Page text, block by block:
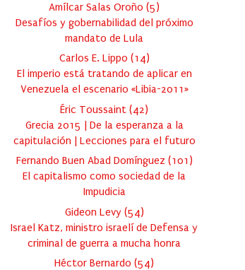
Amílcar Salas Oroño (5)
Desafíos y gobernabilidad del próximo
mandato de Lula
Carlos E. Lippo (14)
El imperio está tratando de aplicar en
Venezuela el escenario «Libia-2011»
Éric Toussaint (42)
Grecia 2015 | De la esperanza a la
capitulación | Lecciones para el futuro
Fernando Buen Abad Domínguez (101 )
El capitalismo como sociedad de la
Impudicia
Gideon Levy (54)
Israel Katz, ministro israelí de Defensa y
criminal de guerra a mucha honra
Héctor Bernardo (54)